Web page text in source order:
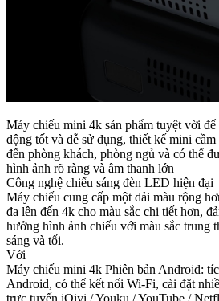
Máy chiếu mini 4k sản phẩm tuyệt vời
động tốt và dễ sử dụng, thiết kế mini
đến phòng khách, phòng ngủ và có thể
hình ảnh rõ ràng và âm thanh lớn
Công nghệ chiếu sáng đèn LED hiện đại
Máy chiếu cung cấp một dải màu rộng
đa lên đến 4k cho màu sắc chi tiết hơn,
hưởng hình ảnh chiếu với màu sắc trung
sáng và tối.
Với
Máy chiếu mini 4k Phiên bản Android:
Android, có thể kết nối Wi-Fi, cài đặt
trực tuyến iQiyi / Youku / YouTube /